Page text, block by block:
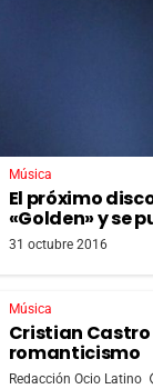
Música
El próximo
«Golden» y se
31 octubre 2016
Música
Cristian
romanticismo
Redacción Ocio Latino